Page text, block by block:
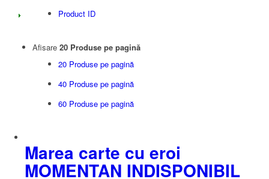
Product ID
Afisare 20 Produse pe pagină
20 Produse pe pagină
40 Produse pe pagină
60 Produse pe pagină
Marea carte cu eroi
MOMENTAN INDISPONIBIL